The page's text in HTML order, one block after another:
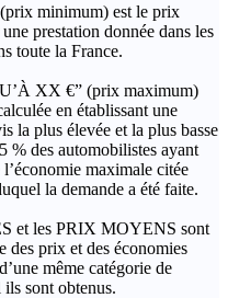
minimum) est le prix
prestation donnée dans les
toute la France.
XX €” (prix maximum)
en établissant une
la plus élevée et la plus basse
% des automobilistes ayant
maximale citée
la demande a été faite.
et les PRIX MOYENS sont
des prix et des économies
même catégorie de
sont obtenus.